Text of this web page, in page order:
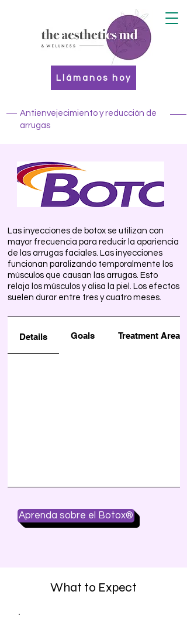
Llámanos hoy
Antienvejecimiento y reducción de
arrugas
Las inyecciones de botox se utilizan con
mayor frecuencia para reducir la apariencia
de las arrugas faciales. Las inyecciones
funcionan paralizando temporalmente los
músculos que causan las arrugas. Esto
relaja los músculos y alisa la piel. Los efectos
suelen durar entre tres y cuatro meses.
Details Goals Treatment Areas
Aprenda sobre el Botox®
What to Expect